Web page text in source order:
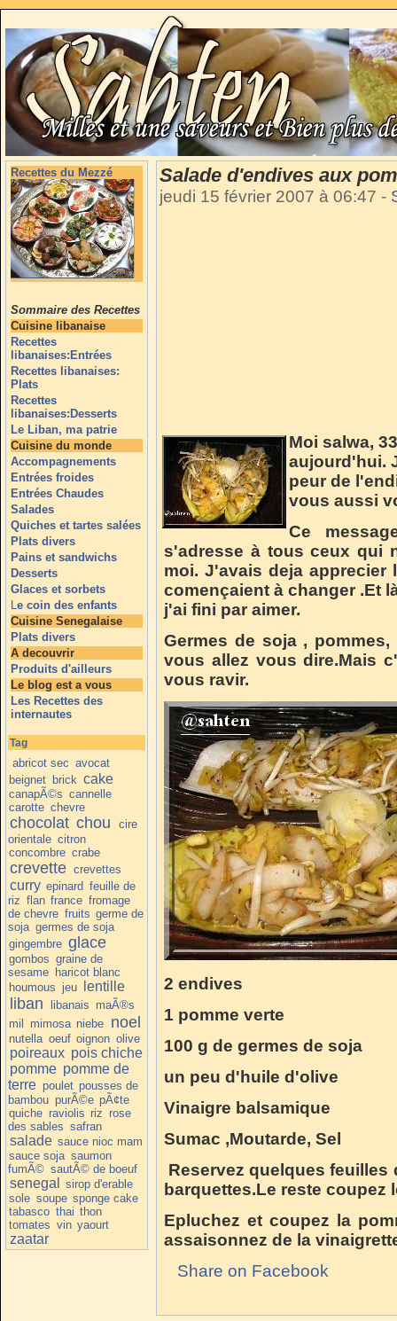
Recettes du Mezzé
Sommaire des Recettes
Cuisine libanaise
Recettes
libanaises:Entrées
Recettes libanaises:
Plats
Recettes
libanaises:Desserts
Le Liban, ma patrie
Cuisine du monde
Accompagnements
Entrées froides
Entrées Chaudes
Salades
Quiches et tartes salées
Plats divers
Pains et sandwichs
Desserts
Glaces et sorbets
Le coin des enfants
Cuisine Senegalaise
Plats divers
A decouvrir
Produits d'ailleurs
Le blog est a vous
Les Recettes des
internautes
Tag
abricot sec avocat
beignet brick cake
canapÃ©s cannelle
carotte chevre
chocolat chou
cire
orientale citron
concombre crabe
crevette crevettes
curry epinard feuille de
riz flan france fromage
de chevre fruits germe de
soja germes de soja
gingembre glace
gombos graine de
sesame haricot blanc
houmous jeu lentille
liban libanais maÃ®s
mil mimosa niebe noel
nutella oeuf oignon olive
poireaux pois chiche
pomme pomme de
terre poulet pousses de
bambou purÃ©e pÃ¢te
quiche raviolis riz rose
des sables safran
salade sauce nioc mam
sauce soja saumon
fumÃ© sautÃ© de boeuf
senegal
sirop d'erable
sole soupe sponge cake
tabasco thai thon
tomates vin yaourt
zaatar
Salade d'endives aux
jeudi 15 février 2007 à 06:47 -
Moi salwa,
aujourd'hui.
peur de
vous aussi
Ce
s'adresse à tous ceux qui
moi. J'avais deja apprecier
començaient à changer .Et
j'ai fini par aimer.
Germes de soja ,
vous allez vous dire.Mais
vous ravir.
2 endives
1 pomme verte
100 g de germes de soja
un peu d'huile d'olive
Vinaigre balsamique
Sumac ,Moutarde, Sel
Reservez quelques
barquettes.Le reste coupez
Epluchez et coupez la
assaisonnez de la
Share on Facebook